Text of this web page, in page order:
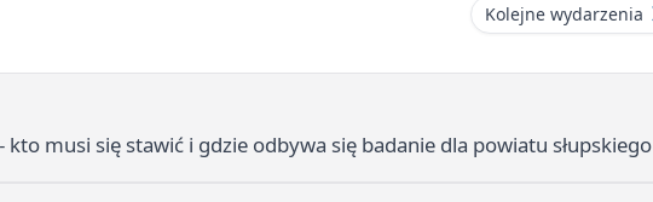
Kolejne wydarzenia
musi się stawić i gdzie odbywa się badanie dla powiatu słupskiego